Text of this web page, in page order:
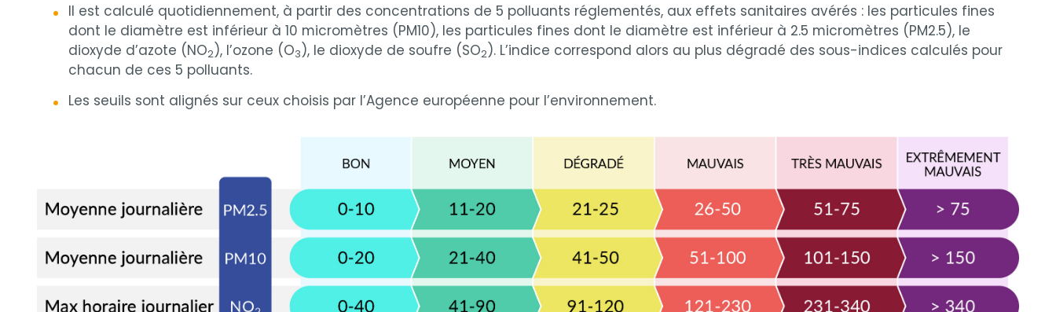
Il est calculé quotidiennement, à partir des concentrations de 5 polluants réglementés, aux effets sanitaires avérés : les particules fines
dont le diamètre est inférieur à 10 micromètres (PM10), les particules fines dont le diamètre est inférieur à 2.5 micromètres (PM2.5), le
dioxyde d’azote (NO2), l’ozone (O3), le dioxyde de soufre (SO2). L’indice correspond alors au plus dégradé des sous-indices calculés pour
chacun de ces 5 polluants.
Les seuils sont alignés sur ceux choisis par l’Agence européenne pour l’environnement.